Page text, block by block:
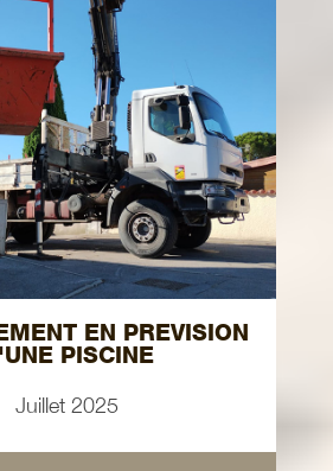
EN PREVISION
PISCINE
Juillet 2025